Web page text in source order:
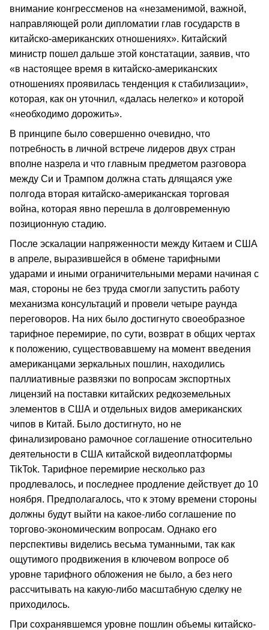
внимание конгрессменов на «незаменимой, важной,
направляющей роли дипломатии глав государств в
китайско-американских отношениях». Китайский
министр пошел дальше этой констатации, заявив, что
«в настоящее время в китайско-американских
отношениях проявилась тенденция к стабилизации»,
которая, как он уточнил, «далась нелегко» и которой
«необходимо дорожить».
В принципе было совершенно очевидно, что
потребность в личной встрече лидеров двух стран
вполне назрела и что главным предметом разговора
между Си и Трампом должна стать длящаяся уже
полгода вторая китайско-американская торговая
война, которая явно перешла в долговременную
позиционную стадию.
После эскалации напряженности между Китаем и США
в апреле, выразившейся в обмене тарифными
ударами и иными ограничительными мерами начиная с
мая, стороны не без труда смогли запустить работу
механизма консультаций и провели четыре раунда
переговоров. На них было достигнуто своеобразное
тарифное перемирие, по сути, возврат в общих чертах
к положению, существовавшему на момент введения
американцами зеркальных пошлин, находились
паллиативные развязки по вопросам экспортных
лицензий на поставки китайских редкоземельных
элементов в США и отдельных видов американских
чипов в Китай. Было достигнуто, но не
финализировано рамочное соглашение относительно
деятельности в США китайской видеоплатформы
TikTok. Тарифное перемирие несколько раз
продлевалось, и последнее продление действует до 10
ноября. Предполагалось, что к этому времени стороны
должны будут выйти на какое-либо соглашение по
торгово-экономическим вопросам. Однако его
перспективы виделись весьма туманными, так как
ощутимого продвижения в ключевом вопросе об
уровне тарифного обложения не было, а без него
рассчитывать на какую-либо масштабную сделку не
приходилось.
При сохранявшемся уровне пошлин объемы китайско-